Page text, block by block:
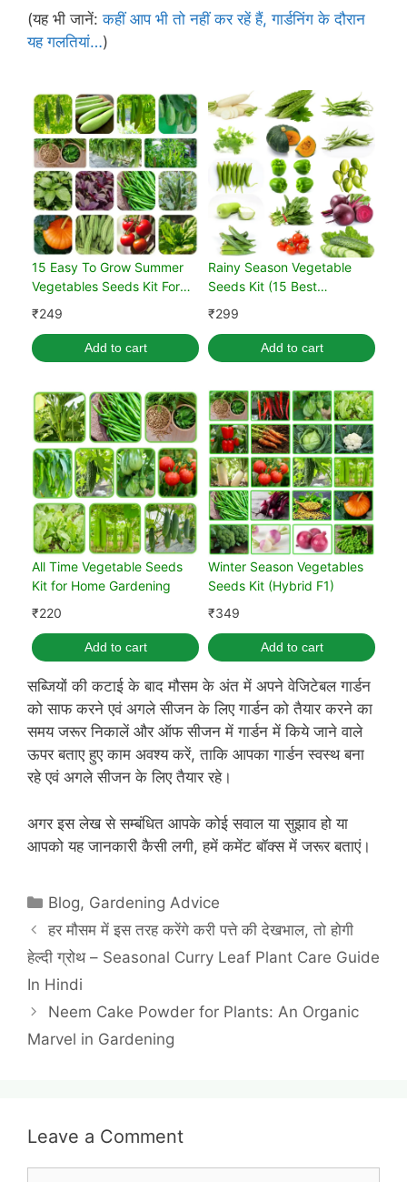
(यह भी जानें:कहीं आप भी तो नहीं कर रहें हैं, गार्डनिंग के दौरान
यह गलतियां…)
15 Easy To Grow Summer
Vegetables Seeds Kit For
Home Garden
₹249
Add to cart
Rainy Season Vegetable
Seeds Kit (15 Best
Vegetable)
₹299
Add to cart
All Time Vegetable Seeds
Kit for Home Gardening
₹220
Add to cart
Winter Season Vegetables
Seeds Kit (Hybrid F1)
₹349
Add to cart
सब्जियों की कटाई के बाद मौसम के अंत में अपने वेजिटेबल गार्डन
को साफ करने एवं अगले सीजन के लिए गार्डन को तैयार करने का
समय जरूर निकालें और ऑफ सीजन में गार्डन में किये जाने वाले
ऊपर बताए हुए काम अवश्य करें, ताकि आपका गार्डन स्वस्थ बना
रहे एवं अगले सीजन के लिए तैयार रहे।
अगर इस लेख से सम्बंधित आपके कोई सवाल या सुझाव हो या
आपको यह जानकारी कैसी लगी, हमें कमेंट बॉक्स में जरूर बताएं।
Categories
Blog, Gardening Advice
हर मौसम में इस तरह करेंगे करी पत्ते की देखभाल, तो होगी
हेल्दी ग्रोथ – Seasonal Curry Leaf Plant Care Guide
In Hindi
Neem Cake Powder for Plants: An Organic
Marvel in Gardening
Leave a Comment